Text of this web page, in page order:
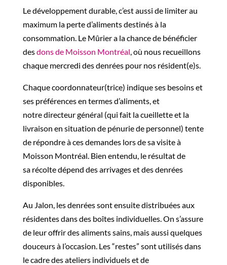
Le développement durable, c’estaussi de limiter au
maximum la perte d’aliments destinés à la
consommation. Le Mûrier a la chance de bénéficier
desdons de Moisson Montréal , où nous recueillons
chaque mercredi des denrées pour nos résident(e)s.
Chaque coordonnateur(trice) indique sesbesoins et
sespréférences en termes d’aliments, et
notredirecteur général (qui fait la cueillette et la
livraison en situation de pénurie de personnel) tente
de répondre à ces demandes lors de sa visite à
Moisson Montréal. Bien entendu, le résultat de
sa récoltedépend des arrivages et des denrées
disponibles.
Au Jalon, les denrées sontensuitedistribuéesaux
résidentesdans des boîtes individuelles. On s’assure
de leur offrir des aliments sains, mais aussi quelques
douceurs à l’occasion. Les“restes” sont utilisés dans
le cadre des ateliers individuels et de